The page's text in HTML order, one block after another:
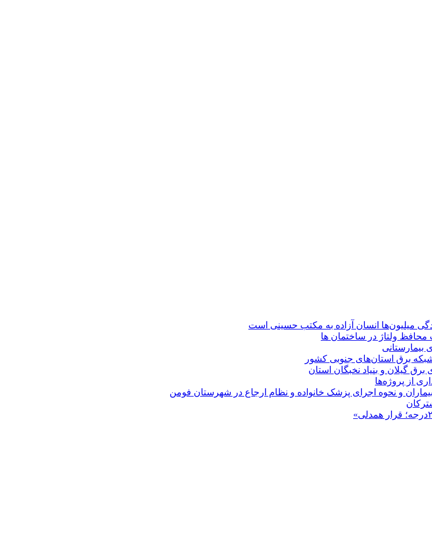
میلیون‌ها انسان آزاده به مکتب حسینی است
محافظ ولتاژ در ساختمان ها
بیمارستانی
برق استان‌های جنوبی كشور
گیلان و بنیاد نخبگان استان
از پروژه‌ها
و نحوه اجرای پزشک خانواده و نظام ارجاع در شهرستان فومن